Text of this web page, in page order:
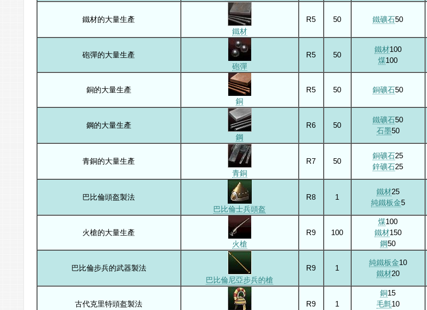
鐵材的大量生產
鐵材
R5 50 鐵礦石50
砲彈的大量生產
砲彈
R5 50
鐵材100
煤100
銅的大量生產
銅
R5 50 銅礦石50
鋼的大量生產
鋼
R6 50
鐵礦石50
石墨50
青銅的大量生產
青銅
R7 50
銅礦石25
鋅礦石25
巴比倫頭盔製法
巴比倫士兵頭盔
R8 1
鐵材25
純鐵板金5
火槍的大量生產
火槍
R9 100
煤100
鐵材150
鋼50
巴比倫步兵的武器製法
巴比倫尼亞步兵的槍
R9 1
純鐵板金10
鐵材20
古代克里特頭盔製法
R9 1
銅15
毛氈10